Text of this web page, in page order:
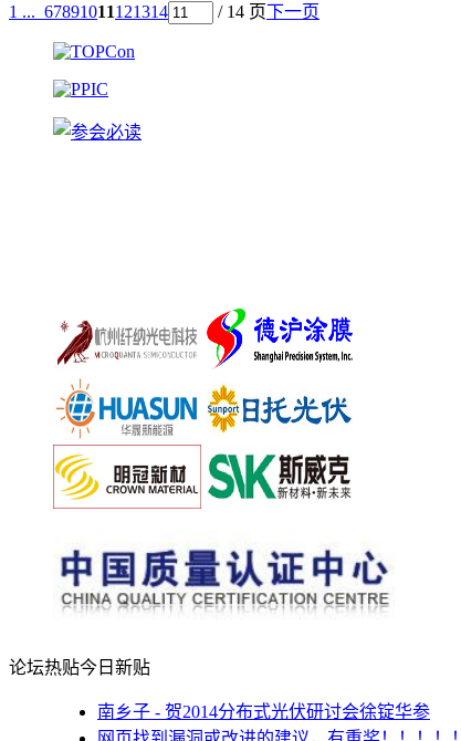
1 ... 67891011121314 / 14 页下一页
论坛热贴今日新贴
南乡子 - 贺2014分布式光伏研讨会徐锭华参